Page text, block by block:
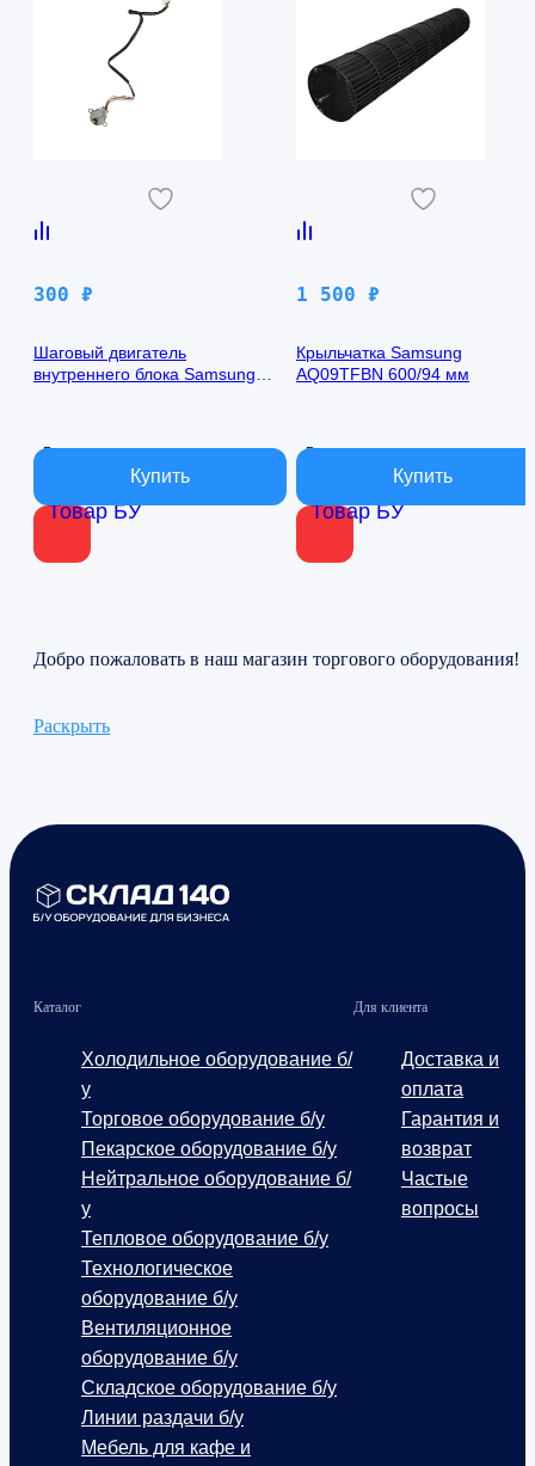
Товар БУ
300 ₽
Шаговый двигатель
внутреннего блока Samsung
В наличии
Товар БУ
1 500 ₽
Крыльчатка Samsung
AQ09TFBN 600/94 мм
В наличии
Добро пожаловать в наш магазин торгового оборудования!
Раскрыть
Каталог
Холодильное оборудование б/
у
Торговое оборудование б/у
Пекарское оборудование б/у
Нейтральное оборудование б/
у
Тепловое оборудование б/у
Технологическое
оборудование б/у
Вентиляционное
оборудование б/у
Складское оборудование б/у
Линии раздачи б/у
Мебель для кафе и
Для клиента
Доставка и
оплата
Гарантия и
возврат
Частые
вопросы